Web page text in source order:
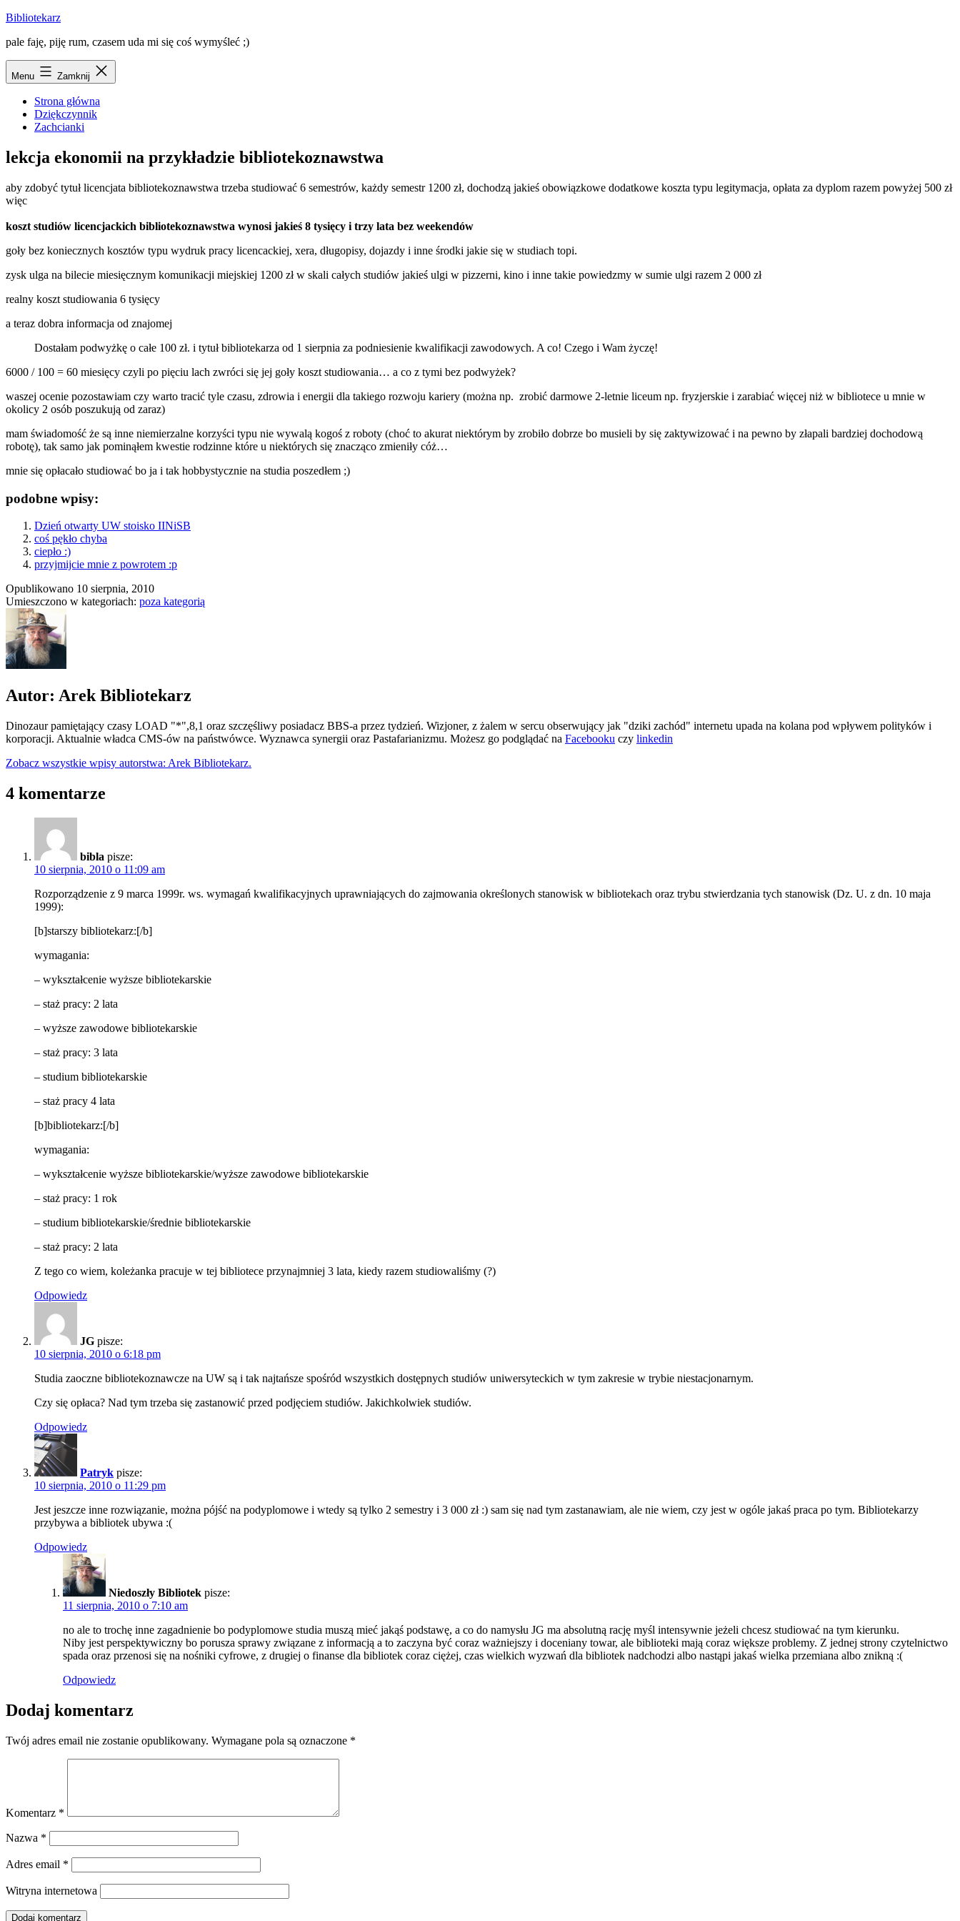
Przejdź
treści
Bibliotekarz
pale faję, piję rum, czasem uda mi się coś wymyśleć ;)
Menu Zamknij
Strona główna
Dziękczynnik
Zachcianki
lekcja ekonomii na przykładzie bibliotekoznawstwa
aby zdobyć tytuł licencjata bibliotekoznawstwa trzeba studiować 6 semestrów, każdy semestr 1200 zł, dochodzą jakieś obowiązkowe dodatkowe koszta typu legitymacja, opłata za dyplom razem powyżej 500 zł
więc
koszt studiów licencjackich bibliotekoznawstwa wynosi jakieś 8 tysięcy i trzy lata bez weekendów
goły bez koniecznych kosztów typu wydruk pracy licencackiej, xera, długopisy, dojazdy i inne środki jakie się w studiach topi.
zysk ulga na bilecie miesięcznym komunikacji miejskiej 1200 zł w skali całych studiów jakieś ulgi w pizzerni, kino i inne takie powiedzmy w sumie ulgi razem 2 000 zł
realny koszt studiowania 6 tysięcy
a teraz dobra informacja od znajomej
Dostałam podwyżkę o całe 100 zł. i tytuł bibliotekarza od 1 sierpnia za podniesienie kwalifikacji zawodowych. A co! Czego i Wam życzę!
6000 / 100 = 60 miesięcy czyli po pięciu lach zwróci się jej goły koszt studiowania… a co z tymi bez podwyżek?
waszej ocenie pozostawiam czy warto tracić tyle czasu, zdrowia i energii dla takiego rozwoju kariery (można np. zrobić darmowe 2-letnie liceum np. fryzjerskie i zarabiać więcej niż w bibliotece u mnie w
okolicy 2 osób poszukują od zaraz)
mam świadomość że są inne niemierzalne korzyści typu nie wywalą kogoś z roboty (choć to akurat niektórym by zrobiło dobrze bo musieli by się zaktywizować i na pewno by złapali bardziej dochodową
robotę), tak samo jak pominąłem kwestie rodzinne które u niektórych się znacząco zmieniły cóż…
mnie się opłacało studiować bo ja i tak hobbystycznie na studia poszedłem ;)
podobne wpisy:
Dzień otwarty UW stoisko IINiSB
coś pękło chyba
ciepło :)
przyjmijcie mnie z powrotem :p
Opublikowano 10 sierpnia, 2010
Umieszczono w kategoriach: poza kategorią
Autor: Arek Bibliotekarz
Dinozaur pamiętający czasy LOAD "*",8,1 oraz szczęśliwy posiadacz BBS-a przez tydzień. Wizjoner, z żalem w sercu obserwujący jak "dziki zachód" internetu upada na kolana pod wpływem polityków i
korporacji. Aktualnie władca CMS-ów na państwówce. Wyznawca synergii oraz Pastafarianizmu. Możesz go podglądać na Facebooku czy linkedin
Zobacz wszystkie wpisy autorstwa: Arek Bibliotekarz.
4 komentarze
bibla pisze:
10 sierpnia, 2010 o 11:09 am
Rozporządzenie z 9 marca 1999r. ws. wymagań kwalifikacyjnych uprawniających do zajmowania określonych stanowisk w bibliotekach oraz trybu stwierdzania tych stanowisk (Dz. U. z dn. 10 maja
1999):
[b]starszy bibliotekarz:[/b]
wymagania:
– wykształcenie wyższe bibliotekarskie
– staż pracy: 2 lata
– wyższe zawodowe bibliotekarskie
– staż pracy: 3 lata
– studium bibliotekarskie
– staż pracy 4 lata
[b]bibliotekarz:[/b]
wymagania:
– wykształcenie wyższe bibliotekarskie/wyższe zawodowe bibliotekarskie
– staż pracy: 1 rok
– studium bibliotekarskie/średnie bibliotekarskie
– staż pracy: 2 lata
Z tego co wiem, koleżanka pracuje w tej bibliotece przynajmniej 3 lata, kiedy razem studiowaliśmy (?)
Odpowiedz
JG pisze:
10 sierpnia, 2010 o 6:18 pm
Studia zaoczne bibliotekoznawcze na UW są i tak najtańsze spośród wszystkich dostępnych studiów uniwersyteckich w tym zakresie w trybie niestacjonarnym.
Czy się opłaca? Nad tym trzeba się zastanowić przed podjęciem studiów. Jakichkolwiek studiów.
Odpowiedz
Patryk pisze:
10 sierpnia, 2010 o 11:29 pm
Jest jeszcze inne rozwiązanie, można pójść na podyplomowe i wtedy są tylko 2 semestry i 3 000 zł :) sam się nad tym zastanawiam, ale nie wiem, czy jest w ogóle jakaś praca po tym. Bibliotekarzy
przybywa a bibliotek ubywa :(
Odpowiedz
Niedoszły Bibliotek pisze:
11 sierpnia, 2010 o 7:10 am
no ale to trochę inne zagadnienie bo podyplomowe studia muszą mieć jakąś podstawę, a co do namysłu JG ma absolutną rację myśl intensywnie jeżeli chcesz studiować na tym kierunku.
Niby jest perspektywiczny bo porusza sprawy związane z informacją a to zaczyna być coraz ważniejszy i doceniany towar, ale biblioteki mają coraz większe problemy. Z jednej strony czytelnictwo
spada oraz przenosi się na nośniki cyfrowe, z drugiej o finanse dla bibliotek coraz ciężej, czas wielkich wyzwań dla bibliotek nadchodzi albo nastąpi jakaś wielka przemiana albo znikną :(
Odpowiedz
Dodaj komentarz
Twój adres email nie zostanie opublikowany. Wymagane pola są oznaczone *
Komentarz *
Nazwa *
Adres email *
Witryna internetowa